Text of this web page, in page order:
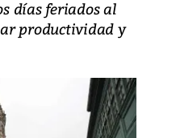
días feriados al
productividad y